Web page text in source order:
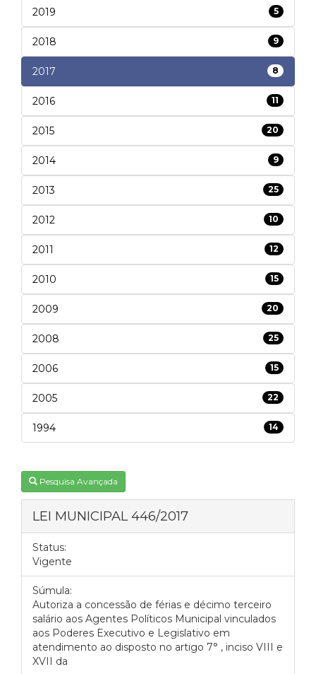
2019 5
2018 9
2017 8
2016 11
2015 20
2014 9
2013 25
2012 10
2011 12
2010 15
2009 20
2008 25
2006 15
2005 22
1994 14
Pesquisa Avançada
LEI MUNICIPAL 446/2017
Status:
Vigente
Súmula:
Autoriza a concessão de férias e décimo terceiro
salário aos Agentes Políticos Municipal vinculados
aos Poderes Executivo e Legislativo em
atendimento ao disposto no artigo 7° , inciso VIII e
XVII da